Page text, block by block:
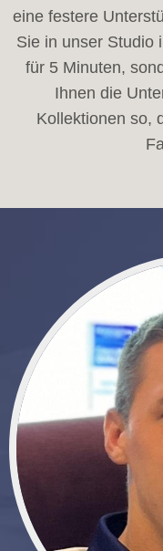
eine festere
Sie in unser Studio
für 5 Minuten,
Ihnen die
Kollektionen so,